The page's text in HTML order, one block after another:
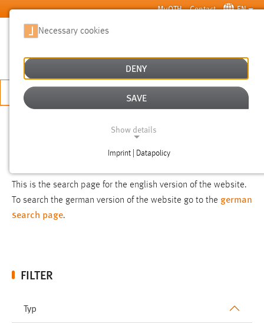
Skip to main content MyOTH Contact EN
APPLY NOW
This is the search page for the english version of the website.
To search the german version of the website go to the german
search page.
FILTER
Typ
Necessary cookies
DENY
SAVE
Show details
Imprint | Datapolicy